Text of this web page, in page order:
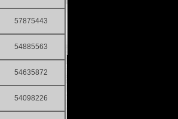
57875443
54885563
54635872
54098226